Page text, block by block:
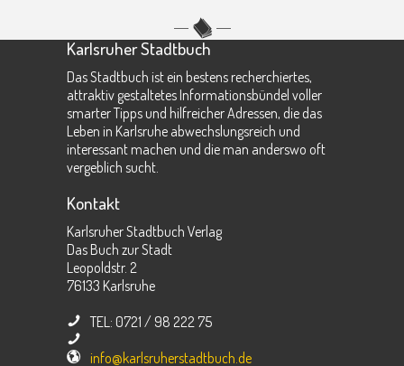
Karlsruher Stadtbuch
Das Stadtbuch ist ein bestens recherchiertes,
attraktiv gestaltetes Informationsbündel voller
smarter Tipps und hilfreicher Adressen, die das
Leben in Karlsruhe abwechslungsreich und
interessant machen und die man anderswo oft
vergeblich sucht.
Kontakt
Karlsruher Stadtbuch Verlag
Das Buch zur Stadt
Leopoldstr. 2
76133 Karlsruhe
TEL: 0721 / 98 222 75
info@karlsruherstadtbuch.de